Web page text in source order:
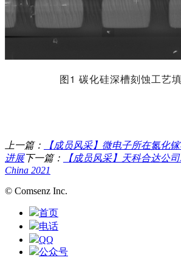
图1 碳化硅深槽刻蚀工艺
上一篇：
【成员风采】微电子所在氮化
进展下一篇：
【成员风采】天科合达公
China 2021
© Comsenz Inc.
首页
电话
QQ
公众号